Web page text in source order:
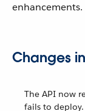
enhancements.
Changes
The API now
fails to deploy.